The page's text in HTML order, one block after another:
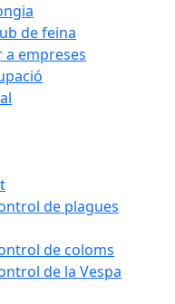
de feina
a empreses
de plagues
de coloms
de la Vespa